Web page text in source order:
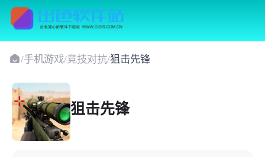
/手机游戏/竞技对抗/狙击先锋
狙击先锋